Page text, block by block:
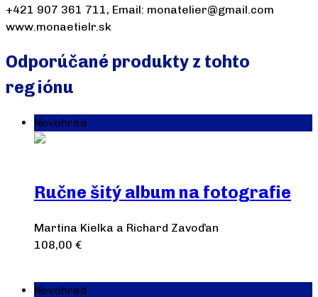
+421 907 361 711, Email: monatelier@gmail.com
www.monaetielr.sk
Odporúčané produkty z tohto
regiónu
Novohrad
Ručne šitý album na fotografie
Martina Kielka a Richard Zavoďan
108,00 €
Novohrad